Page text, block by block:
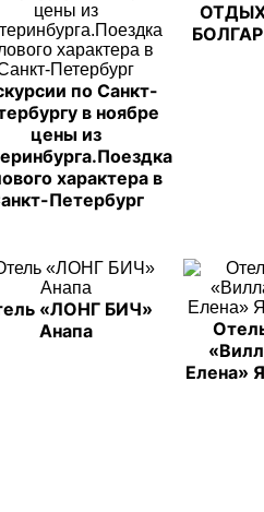
по Санкт-
в ноябре
цены из
характера в
Петербург
«ЛОНГ БИЧ»
Анапа
Елена»